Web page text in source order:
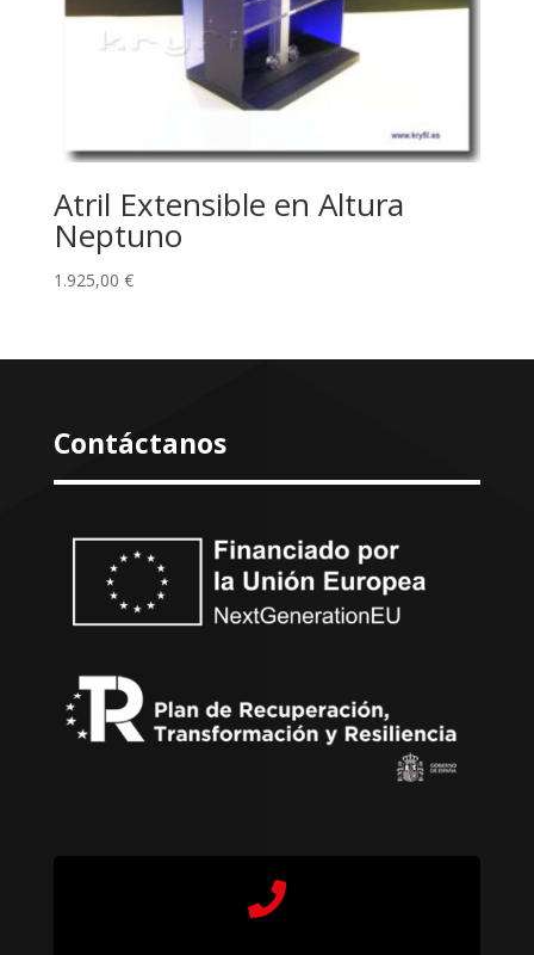
Atril Extensible en Altura
Neptuno
1.925,00 €
Contáctanos
